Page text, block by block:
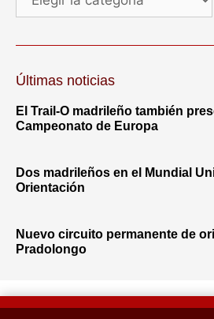
Últimas noticias
El Trail-O madrileño también
Campeonato de Europa
Dos madrileños en el Mundial
Orientación
Nuevo circuito permanente de
Pradolongo